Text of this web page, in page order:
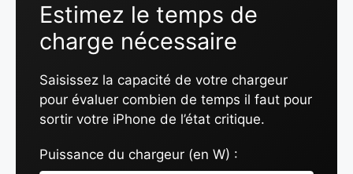
Estimez le temps de
charge nécessaire
Saisissez la capacité de votre chargeur
pour évaluer combien de temps il faut pour
sortir votre iPhone de l’état critique.
Puissance du chargeur (en W) :